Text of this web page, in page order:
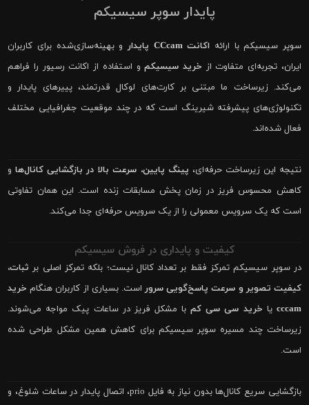
پایدار سوپر سیسیکم
سوپر سیسیکم با ارائه اکانت CCcam پایدار
و بهینه‌سازی‌شده برای کاربران
ایران، تجربه‌ای متفاوت از خرید سیسیکمو استفاده از اکانت رسیور را فراهم
می‌کند. زیرساخت ما مبتنی بر کارت‌های لوکال قدرتمند، پییرهای پایدار و
تکنولوژی‌های پیشرفته شیرینگ است که در چند موقعیت جغرافیایی مختلف
فعال شده‌اند.
نتیجه این زیرساخت حرفه‌ای، پینگ پایین، سرعت بالا در بازگشایی کانال‌هاو
کاهش محسوس فریز در زمان پخش مسابقات زنده است. این همان تفاوتی
است که یک سرویس معمولی را از یک سرویس حرفه‌ای جدا می‌کند.
کیفیت و پایداری در فروش سیسیکم
در سوپر سیسیکم تمرکز فقط بر تعداد کانال نیست؛ بلکه تمرکز اصلی بر ثبات،
کیفیت تصویر و سرعت پاسخ‌گویی سروراست. بسیاری از کاربران هنگام خرید
cccam یا خرید سی سی کمبا مشکل فریز در ساعات پیک مواجه می‌شوند.
زیرساخت چند مسیره سوپر سیسیکم برای کاهش همین مشکل طراحی شده
است.
بازگشایی سریع کانال‌ها بدون نیاز به فایل prio، اتصال پایدار در ساعات شلوغ، و